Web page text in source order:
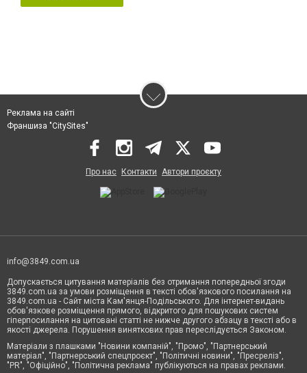
Реклама на сайті
Франшиза "CitySites"
Про нас Контакти Автори проєкту
info@3849.com.ua
Допускається цитування матеріалів без отримання попередньої згоди
3849.com.ua за умови розміщення в тексті обов'язкового посилання на
3849.com.ua - Сайт міста Кам'янця-Подільського. Для інтернет-видань
обов'язкове розміщення прямого, відкритого для пошукових систем
гіперпосилання на цитовані статті не нижче другого абзацу в тексті або в
якості джерела. Порушення виняткових прав переслідується Законом.
Матеріали з плашками "Новини компаній", "Промо", "Партнерський
матеріал", "Партнерський спецпроєкт", "Політичні новини", "Пресреліз",
"PR", "Офіційно", "Політична реклама" публікуються на правах реклами.